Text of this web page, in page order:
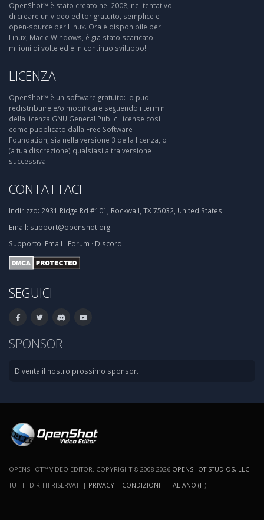
OpenShot™ è stato creato nel 2008, nel tentativo
di creare un video editor gratuito, semplice e
open-source per Linux. Ora è disponibile per
Linux, Mac e Windows, è gia stato scaricato
milioni di volte ed è in continuo sviluppo!
LICENZA
OpenShot™ è un software gratuito: lo puoi
redistribuire e/o modificare seguendo i termini
della licenza GNU General Public License così
come pubblicato dalla Free Software
Foundation, sia nella versione 3 della licenza, o
(a tua discrezione) qualsiasi altra versione
successiva.
CONTATTACI
Indirizzo: 2931 Ridge Rd #101, Rockwall, TX 75032, United States
Email: support@openshot.org
Supporto: Email · Forum · Discord
SEGUICI
SPONSOR
Diventa il nostro prossimo sponsor.
OPENSHOT™ VIDEO EDITOR. COPYRIGHT © 2008-2026 OPENSHOT STUDIOS, LLC
TUTTI I DIRITTI RISERVATI | PRIVACY | CONDIZIONI | ITALIANO (IT)